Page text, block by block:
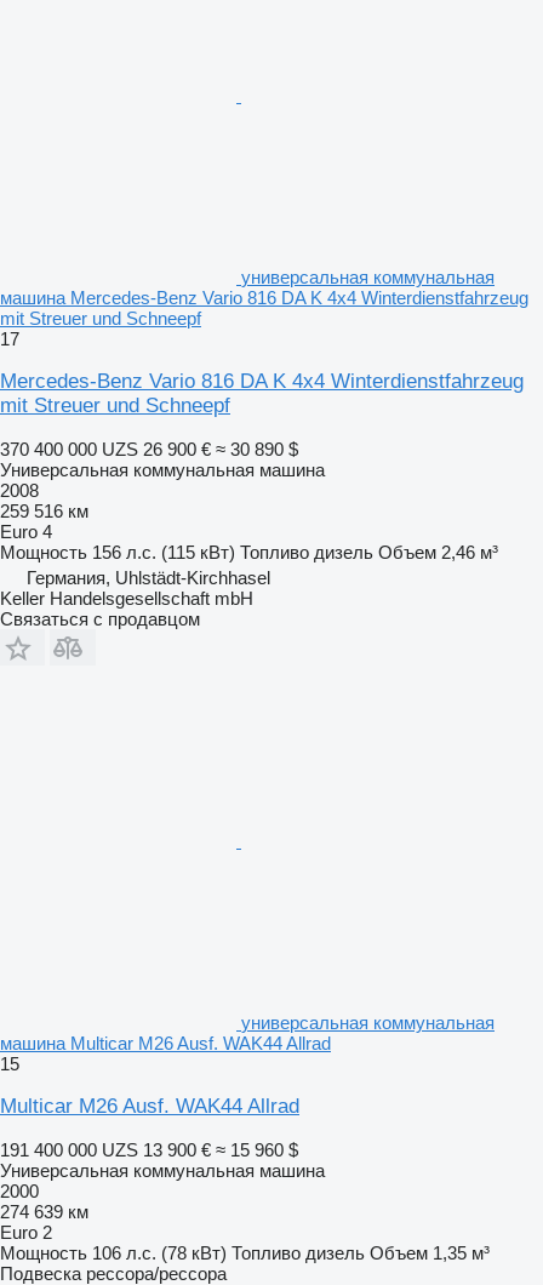
универсальная коммунальная
машина Mercedes-Benz Vario 816 DA K 4x4 Winterdienstfahrzeug
mit Streuer und Schneepf
17
Mercedes-Benz Vario 816 DA K 4x4 Winterdienstfahrzeug
mit Streuer und Schneepf
370 400 000 UZS 26 900 € ≈ 30 890 $
Универсальная коммунальная машина
2008
259 516 км
Euro 4
Мощность 156 л.с. (115 кВт) Топливо дизель Объем 2,46 м³
Германия, Uhlstädt-Kirchhasel
Keller Handelsgesellschaft mbH
Связаться с продавцом
универсальная коммунальная
машина Multicar M26 Ausf. WAK44 Allrad
15
Multicar M26 Ausf. WAK44 Allrad
191 400 000 UZS 13 900 € ≈ 15 960 $
Универсальная коммунальная машина
2000
274 639 км
Euro 2
Мощность 106 л.с. (78 кВт) Топливо дизель Объем 1,35 м³
Подвеска рессора/рессора